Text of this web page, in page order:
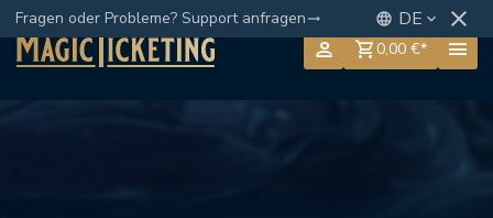
Fragen oder Probleme? Support anfragen trending_flat language DE keyboard_arrow_down close
person shopping_cart 0,00 €* menu